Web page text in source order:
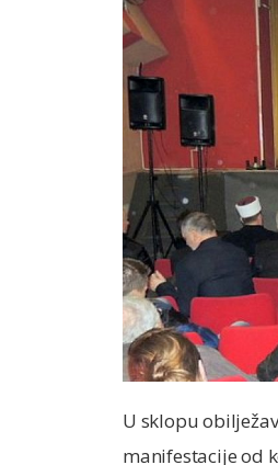
U sklopu
manifestacije od